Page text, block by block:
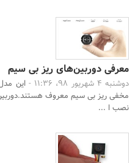
معرفی دوربین‌های ریز بی سیم
دوشنبه 4 شهریور 98، 11:36 -
این
مخفی ریز بی سیم معروف
نصب ا ...